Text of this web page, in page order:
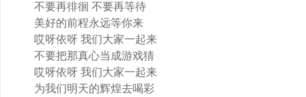
不要再徘徊 不要再等待
美好的前程永远等你来
哎呀依呀 我们大家一起来
不要把那真心当成游戏猜
哎呀依呀 我们大家一起来
为我们明天的辉煌去喝彩